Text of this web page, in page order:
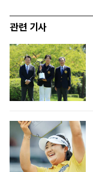
관련 기사